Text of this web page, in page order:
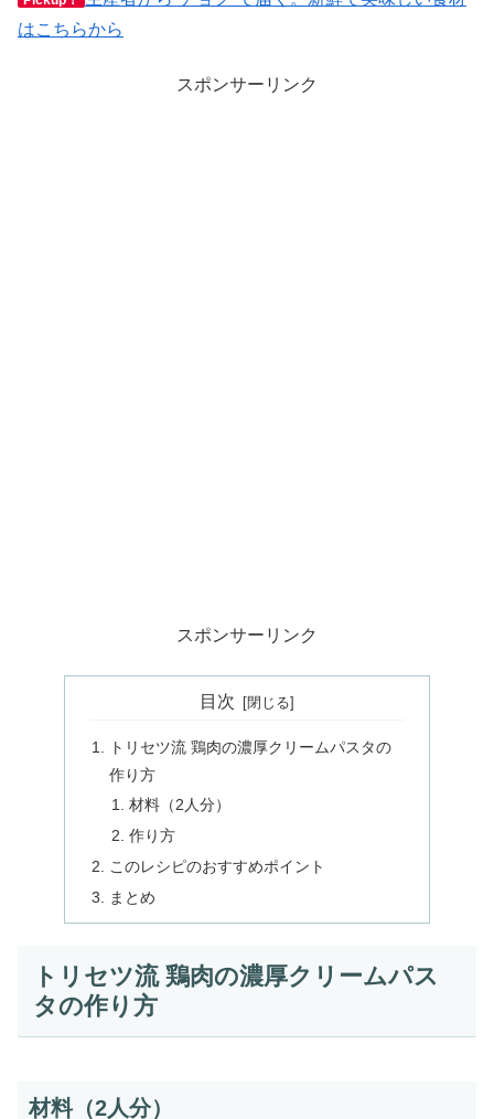
はこちらから
スポンサーリンク
スポンサーリンク
目次
トリセツ流 鶏肉の濃厚クリームパスタの
作り方
材料（2人分）
作り方
このレシピのおすすめポイント
まとめ
トリセツ流 鶏肉の濃厚クリームパス
タの作り方
材料（2人分）